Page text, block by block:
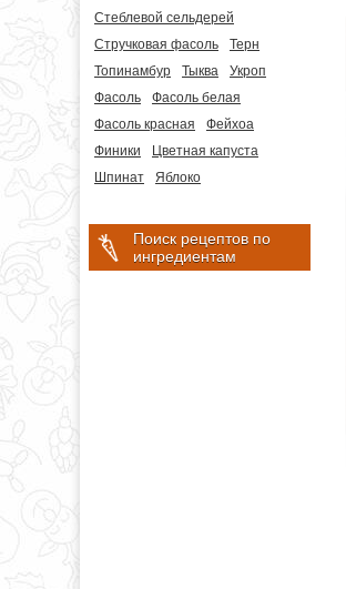
Стеблевой сельдерей
Стручковая фасоль
Терн
Топинамбур
Тыква
Укроп
Фасоль
Фасоль белая
Фасоль красная
Фейхоа
Финики
Цветная капуста
Шпинат
Яблоко
Поиск рецептов по
ингредиентам